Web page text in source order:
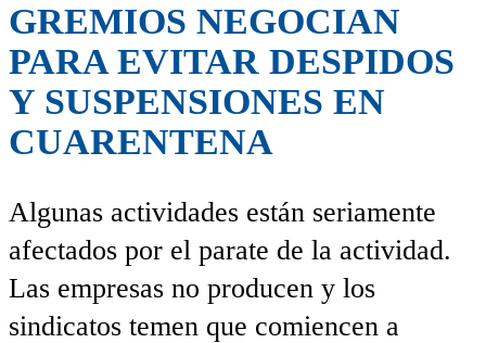
GREMIOS NEGOCIAN
PARA EVITAR DESPIDOS
Y SUSPENSIONES EN
CUARENTENA
Algunas actividades están seriamente
afectados por el parate de la actividad.
Las empresas no producen y los
sindicatos temen que comiencen a